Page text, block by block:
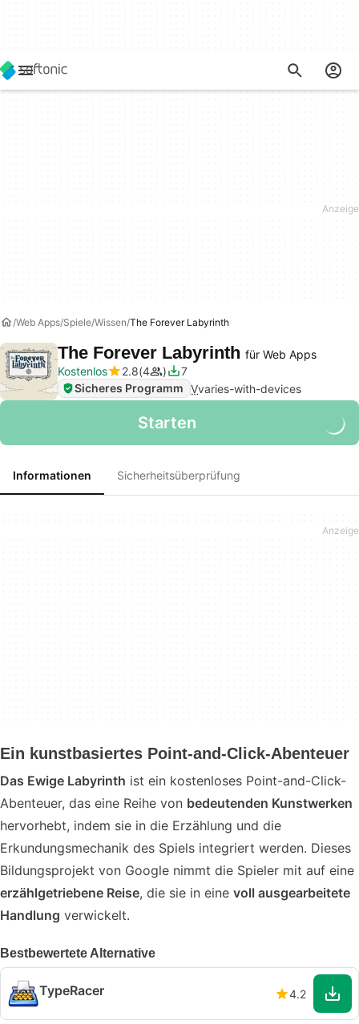
Web Apps Spiele Wissen The Forever Labyrinth
The Forever Labyrinth für Web Apps
Kostenlos
2.8 4
7
Sicheres Programm Vvaries-with-devices
Starten
Informationen Sicherheitsüberprüfung
Ein kunstbasiertes Point-and-Click-Abenteuer
Das Ewige Labyrinth ist ein kostenloses Point-and-Click-
Abenteuer, das eine Reihe von bedeutenden Kunstwerken
hervorhebt, indem sie in die Erzählung und die
Erkundungsmechanik des Spiels integriert werden. Dieses
Bildungsprojekt von Google nimmt die Spieler mit auf eine
erzählgetriebene Reise, die sie in eine voll ausgearbeitete
Handlung verwickelt.
Bestbewertete Alternative
TypeRacer 4.2